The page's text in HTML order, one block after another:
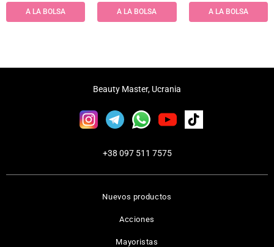
A LA BOLSA A LA BOLSA A LA BOLSA
Nuevos productos
Acciones
Mayoristas
Beauty Master, Ucrania
+38 097 511 7575